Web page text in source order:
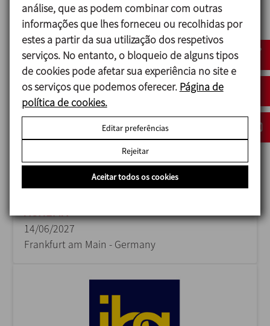
ANUGA FOODTEC
23/02/2027
Cologne - Germany
14/06/2027
Frankfurt am Main - Germany
análise, que as podem combinar com outras
informações que lhes forneceu ou recolhidas por
estes a partir da sua utilização dos respetivos
serviços. No entanto, o bloqueio de alguns tipos
de cookies pode afetar sua experiência no site e
os serviços que podemos oferecer. Página de
política de cookies.
Editar preferências
Rejeitar
Aceitar todos os cookies